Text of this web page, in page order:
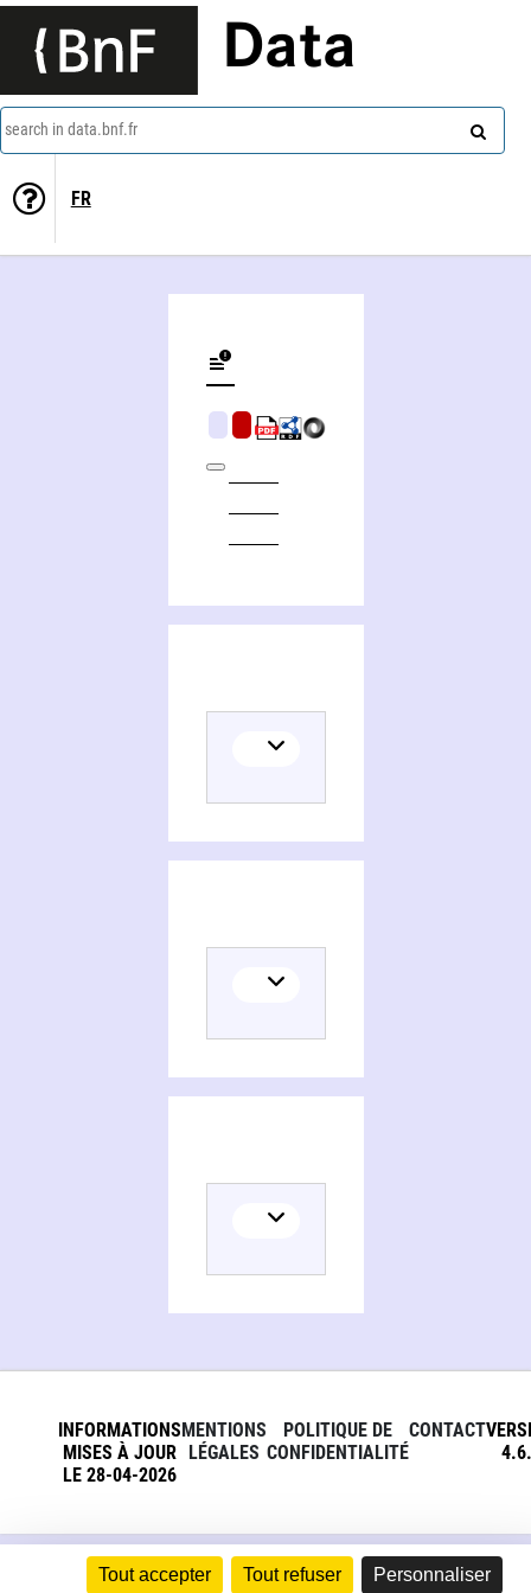
Tout accepter Tout refuser Personnaliser
Data
search in data.bnf.fr
FR
INFORMATIONS
MISES À JOUR
LE 28-04-2026
MENTIONS
LÉGALES
POLITIQUE DE
CONFIDENTIALITÉ
CONTACT